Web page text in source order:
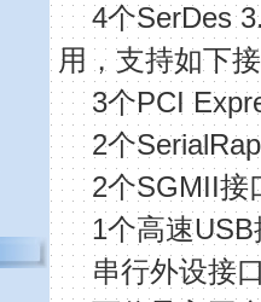
4个SerDes
用，支持如下
3个PCI
2个
2个SGMII接
1个高速USB
串行外设接